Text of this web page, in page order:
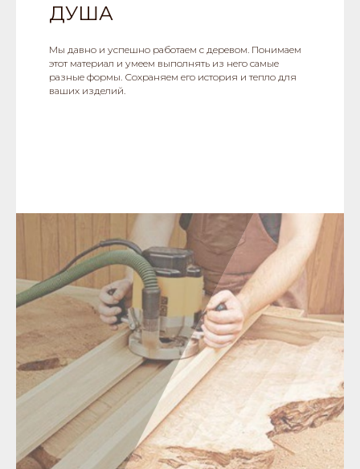
ДУША
Мы давно и успешно работаем с деревом. Понимаем
этот материал и умеем выполнять из него самые
разные формы. Сохраняем его история и тепло для
ваших изделий.